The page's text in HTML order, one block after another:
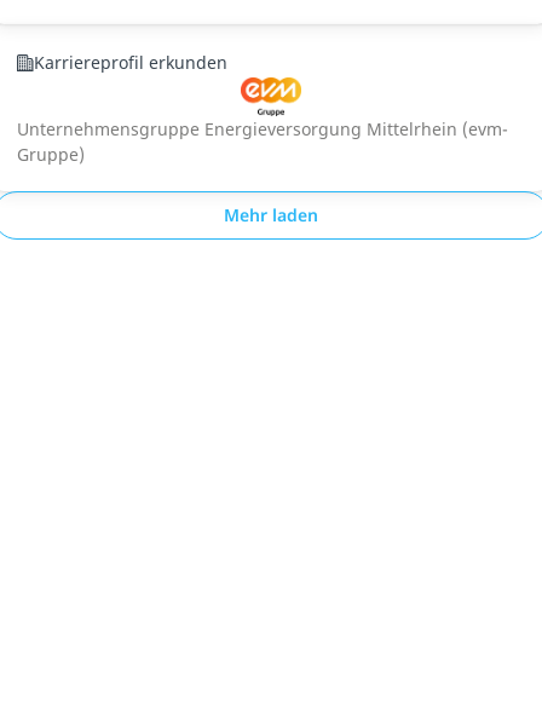
Karriereprofil erkunden
Unternehmensgruppe Energieversorgung Mittelrhein (evm-
Gruppe)
Mehr laden